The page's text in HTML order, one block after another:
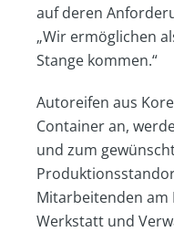
auf deren
„Wir ermöglichen
Stange kommen.“
Autoreifen aus
Container an,
und zum
Mitarbeitenden am
Werkstatt und